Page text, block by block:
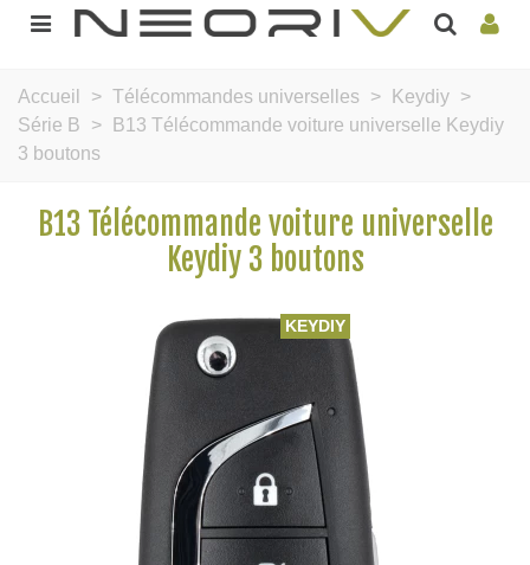
Accueil > Télécommandes universelles > Keydiy >
Série B
>
B13 Télécommande voiture universelle Keydiy
3 boutons
B13 Télécommande voiture universelle
Keydiy 3 boutons
KEYDIY